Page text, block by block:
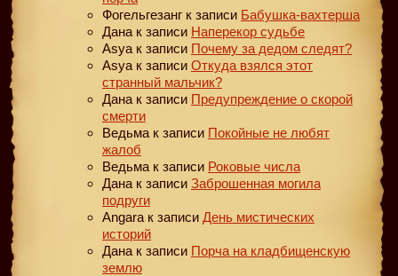
Фогельгезанг к записи Бабушка-вахтерша
Дана к записи Наперекор судьбе
Asya к записи Почему за дедом следят?
Asya к записи Откуда взялся этот
странный мальчик?
Дана к записи Предупреждение о скорой
смерти
Ведьма к записи Покойные не любят
жалоб
Ведьма к записи Роковые числа
Дана к записи Заброшенная могила
подруги
Angara к записи День мистических
историй
Дана к записи Порча на кладбищенскую
землю